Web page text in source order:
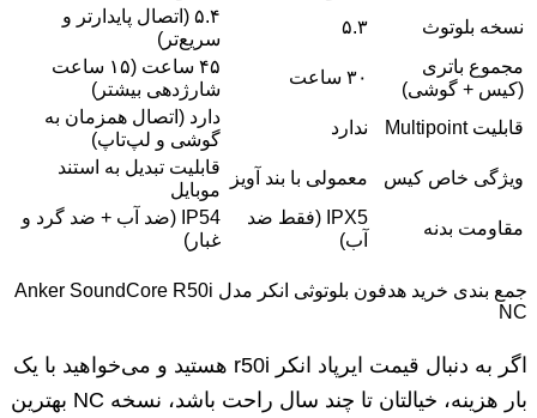
نسخه بلوتوث
۵.۳
۵.۴ (اتصال پایدارتر و
سریع‌تر)
مجموع باتری
(کیس + گوشی)
۳۰ ساعت
۴۵ ساعت (۱۵ ساعت
شارژدهی بیشتر)
قابلیت Multipoint
ندارد
دارد (اتصال همزمان به
گوشی و لپ‌تاپ)
ویژگی خاص کیس
معمولی با بند آویز
قابلیت تبدیل به استند
موبایل
مقاومت بدنه
IPX5 (فقط ضد
آب)
IP54 (ضد آب + ضد گرد و
غبار)
جمع بندی خرید هدفون بلوتوثی انکر مدل Anker SoundCore R50i
NC
اگر به دنبال قیمت ایرپاد انکر r50i هستید و می‌خواهید با یک
بار هزینه، خیالتان تا چند سال راحت باشد، نسخه NC بهترین